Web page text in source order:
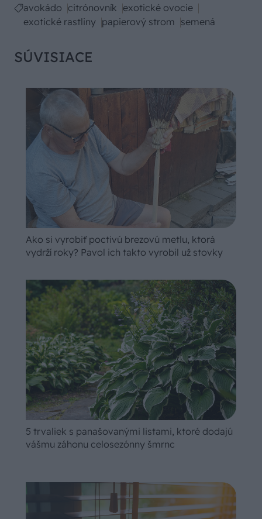
avokádo citrónovník exotické ovocie
exotické rastliny papierový strom semená
SÚVISIACE
Ako si vyrobiť poctivú brezovú metlu, ktorá
vydrží roky? Pavol ich takto vyrobil už stovky
5 trvaliek s panašovanými listami, ktoré dodajú
vášmu záhonu celosezónny šmrnc